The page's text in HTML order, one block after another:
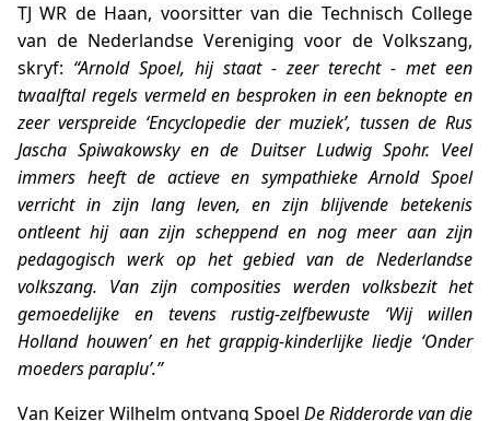
TJ WR de Haan, voorsitter van die Technisch College
van de Nederlandse Vereniging voor de Volkszang,
skryf: “Arnold Spoel, hij staat - zeer terecht - met een
twaalftal regels vermeld en besproken in een beknopte en
zeer verspreide ‘Encyclopedie der muziek’, tussen de Rus
Jascha Spiwakowsky en de Duitser Ludwig Spohr. Veel
immers heeft de actieve en sympathieke Arnold Spoel
verricht in zijn lang leven, en zijn blijvende betekenis
ontleent hij aan zijn scheppend en nog meer aan zijn
pedagogisch werk op het gebied van de Nederlandse
volkszang. Van zijn composities werden volksbezit het
gemoedelijke en tevens rustig-zelfbewuste ‘Wij willen
Holland houwen’ en het grappig-kinderlijke liedje ‘Onder
moeders paraplu’.”
Van Keizer Wilhelm ontvang Spoel De Ridderorde van die